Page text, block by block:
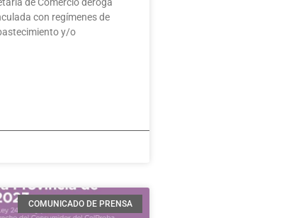
con regímenes de
y/o
COMUNICADO DE PRENSA